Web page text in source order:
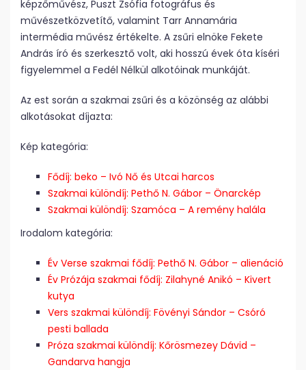
képzőművész, Puszt Zsófia fotográfus és
művészetközvetítő, valamint Tarr Annamária
intermédia művész értékelte. A zsűri elnöke Fekete
András író és szerkesztő volt, aki hosszú évek óta kíséri
figyelemmel a Fedél Nélkül alkotóinak munkáját.
Az est során a szakmai zsűri és a közönség az alábbi
alkotásokat díjazta:
Kép kategória:
Fődíj: beko – Ivó Nő és Utcai harcos
Szakmai különdíj: Pethő N. Gábor – Önarckép
Szakmai különdíj: Szamóca – A remény halála
Irodalom kategória:
Év Verse szakmai fődíj: Pethő N. Gábor – alienáció
Év Prózája szakmai fődíj: Zilahyné Anikó – Kivert
kutya
Vers szakmai különdíj: Fövényi Sándor – Csóró
pesti ballada
Próza szakmai különdíj: Kőrösmezey Dávid –
Gandarva hangja